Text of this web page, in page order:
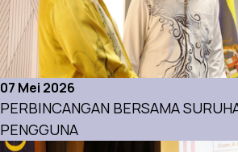
07 Mei 2026
PERBINCANGAN BERSAMA
PENGGUNA